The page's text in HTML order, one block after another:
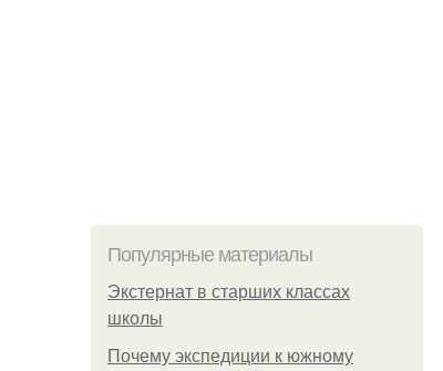
Популярные материалы
Экстернат в старших классах
школы
Почему экспедиции к южному